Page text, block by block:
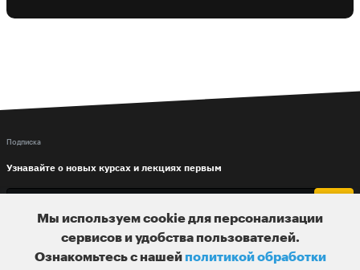
По вопросам обращайтесь на
Подписка
Узнавайте о новых курсах и лекциях первым
Мы используем cookie для персонализации
сервисов и удобства пользователей.
Ознакомьтесь с нашейполитикой обработки